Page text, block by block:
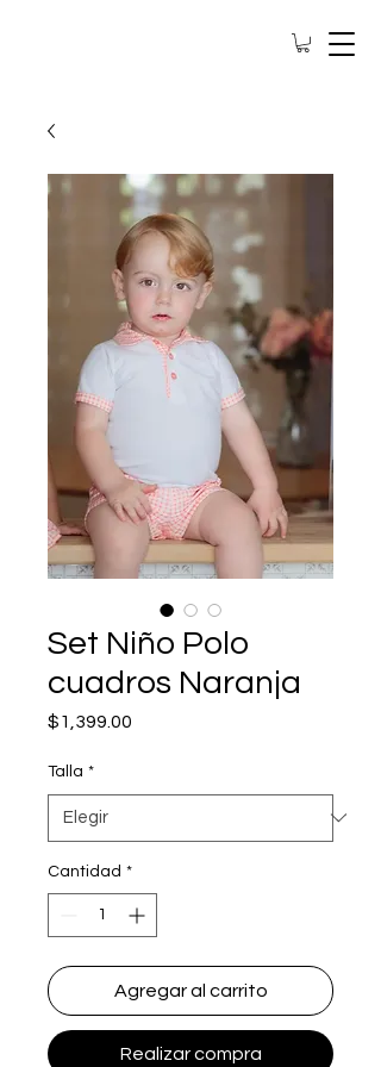
Set Niño Polo
cuadros Naranja
$1,399.00
Talla *
Cantidad *
Agregar al carrito
Realizar compra